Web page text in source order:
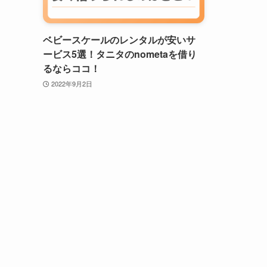
ベビースケールのレンタルが安いサ
ービス5選！タニタのnometaを借り
るならココ！
2022年9月2日